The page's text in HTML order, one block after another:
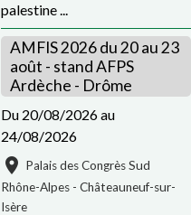
palestine ...
AMFIS 2026 du 20 au 23
août - stand AFPS
Ardèche - Drôme
Du 20/08/2026au
24/08/2026
Palais des Congrès Sud
Rhône-Alpes - Châteauneuf-sur-
Isère